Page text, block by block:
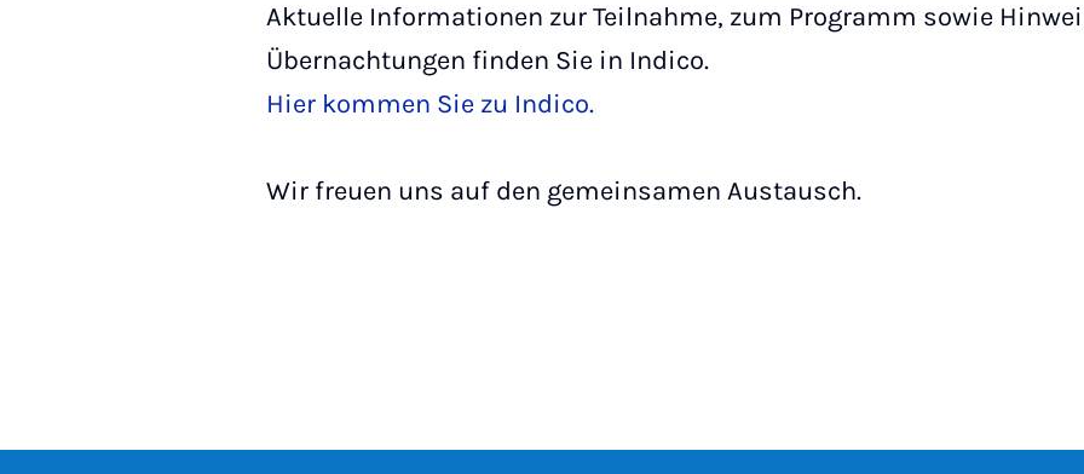
Aktuelle Informationen zur Teilnahme, zum Programm sowie
Übernachtungen finden Sie in Indico.
Hier kommen Sie zu Indico.
Wir freuen uns auf den gemeinsamen Austausch.